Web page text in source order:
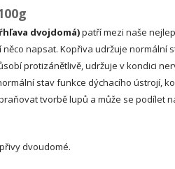
dvojdomá)patří mezi naše
napsat. Kopřiva udržuje
protizánětlivě, udržuje v kondici
stav funkce dýchacího ústrojí,
tvorbě lupů a může se podílet
dvoudomé.